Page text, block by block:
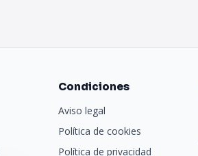
Condiciones
Aviso legal
Política de cookies
Política de privacidad